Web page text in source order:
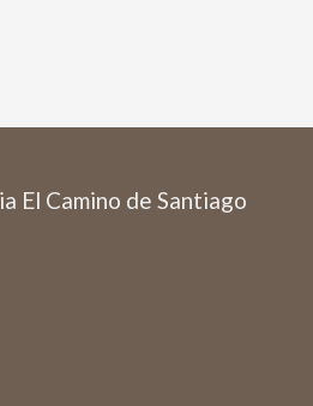
El Camino de Santiago